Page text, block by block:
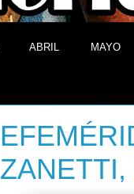
ABRIL MAYO